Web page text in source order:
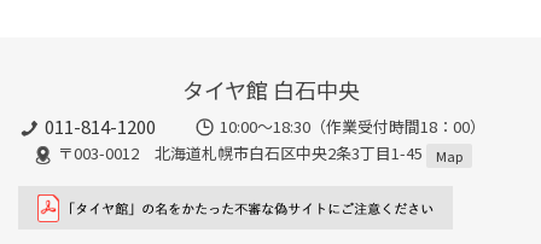
タイヤ館 白石中央
011-814-1200
10:00～18:30（作業受付時間18：00）
〒003-0012 北海道札幌市白石区中央2条3丁目1-45
Map